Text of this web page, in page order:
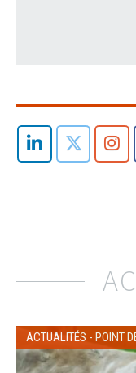
ACTUALITÉS - POINT